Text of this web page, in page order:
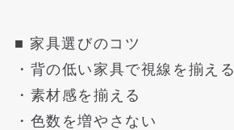
■ 家具選びのコツ
・背の低い家具で視線を揃える
・素材感を揃える
・色数を増やさない